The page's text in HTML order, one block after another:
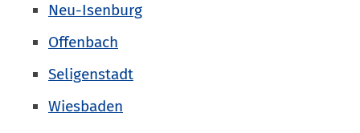
Neu-Isenburg
Offenbach
Seligenstadt
Wiesbaden